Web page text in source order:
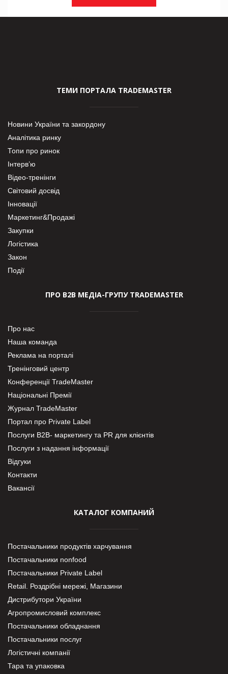
ТЕМИ ПОРТАЛА TRADEMASTER
Новини України та закордону
Аналітика ринку
Топи про ринок
Інтерв’ю
Відео-тренінги
Світовий досвід
Інновації
Маркетинг&Продажі
Закупки
Логістика
Закон
Події
ПРО В2В МЕДІА-ГРУПУ TRADEMASTER
Про нас
Наша команда
Реклама на порталі
Тренінговий центр
Конференції TradeMaster
Національні Премії
Журнал TradeMaster
Портал про Private Label
Послуги В2В- маркетингу та PR для клієнтів
Послуги з надання інформації
Відгуки
Контакти
Вакансії
КАТАЛОГ КОМПАНИЙ
Постачальники продуктів харчування
Постачальники nonfood
Постачальники Private Label
Retail. Роздрібні мережі, Магазини
Дистрибутори України
Агропромисловий комплекс
Постачальники обладнання
Постачальники послуг
Логістичні компанії
Тара та упаковка